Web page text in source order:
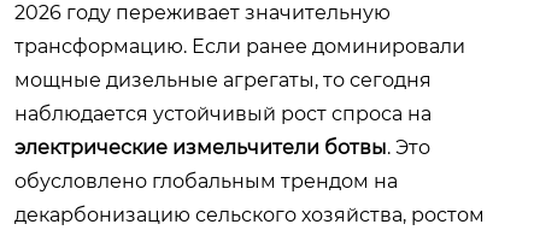
2026 году переживает значительную
трансформацию. Если ранее доминировали
мощные дизельные агрегаты, то сегодня
наблюдается устойчивый рост спроса на
электрические измельчители ботвы. Это
обусловлено глобальным трендом на
декарбонизацию сельского хозяйства, ростом